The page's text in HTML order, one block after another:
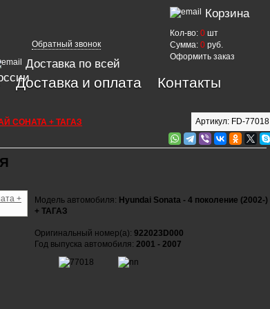
Обратный звонок
Доставка по всей
Корзина
Кол-во: 0 шт
Сумма: 0 руб.
Оформить заказ
Доставка и оплата Контакты
СОНАТА + ТАГАЗ Артикул: FD-77018
Модель автомобиля: Hyundai Sonata - 4 поколение (2002-)
+ ТАГАЗ
Оригинальный номер(а): 922023D000
Год выпуска автомобиля: 2001 - 2007